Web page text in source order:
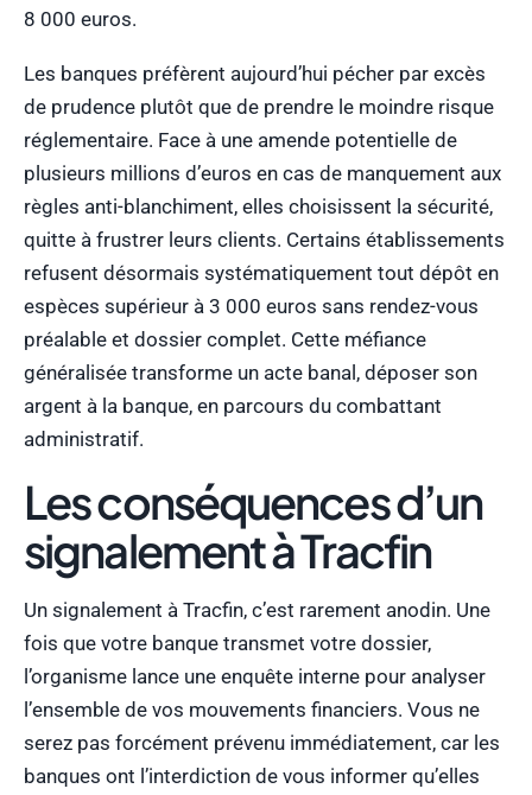
8 000 euros.
Les banques préfèrent aujourd’hui pécher par excès
de prudence plutôt que de prendre le moindre risque
réglementaire. Face à une amende potentielle de
plusieurs millions d’euros en cas de manquement aux
règles anti-blanchiment, elles choisissent la sécurité,
quitte à frustrer leurs clients. Certains établissements
refusent désormais systématiquement tout dépôt en
espèces supérieur à 3 000 euros sans rendez-vous
préalable et dossier complet. Cette méfiance
généralisée transforme un acte banal, déposer son
argent à la banque, en parcours du combattant
administratif.
Les conséquences d’un
signalement à Tracfin
Un signalement à Tracfin, c’est rarement anodin. Une
fois que votre banque transmet votre dossier,
l’organisme lance une enquête interne pour analyser
l’ensemble de vos mouvements financiers. Vous ne
serez pas forcément prévenu immédiatement, car les
banques ont l’interdiction de vous informer qu’elles